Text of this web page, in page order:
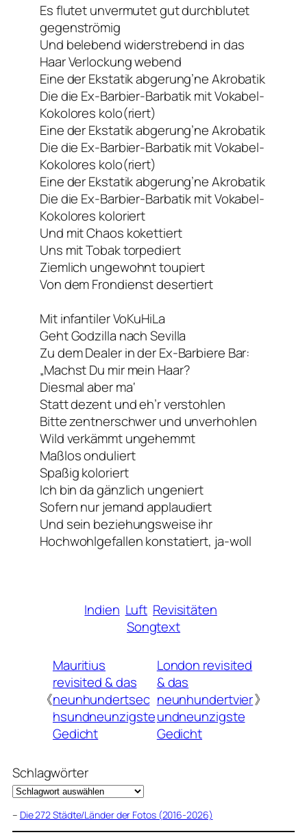
Es flutet unvermutet gut durchblutet
gegenströmig
Und belebend widerstrebend in das
Haar Verlockung webend
Eine der Ekstatik abgerung’ne Akrobatik
Die die Ex-Barbier-Barbatik mit Vokabel-
Kokolores kolo(riert)
Eine der Ekstatik abgerung’ne Akrobatik
Die die Ex-Barbier-Barbatik mit Vokabel-
Kokolores kolo(riert)
Eine der Ekstatik abgerung’ne Akrobatik
Die die Ex-Barbier-Barbatik mit Vokabel-
Kokolores koloriert
Und mit Chaos kokettiert
Uns mit Tobak torpediert
Ziemlich ungewohnt toupiert
Von dem Frondienst desertiert
Mit infantiler VoKuHiLa
Geht Godzilla nach Sevilla
Zu dem Dealer in der Ex-Barbiere Bar:
„Machst Du mir mein Haar?
Diesmal aber ma‘
Statt dezent und eh’r verstohlen
Bitte zentnerschwer und unverhohlen
Wild verkämmt ungehemmt
Maßlos onduliert
Spaßig koloriert
Ich bin da gänzlich ungeniert
Sofern nur jemand applaudiert
Und sein beziehungsweise ihr
Hochwohlgefallen konstatiert, ja-woll
Indien Luft Revisitäten
Songtext
《
Mauritius
revisited & das
neunhundertsec
hsundneunzigste
Gedicht
London revisited
& das
neunhundertvier
undneunzigste
Gedicht
》
Schlagwörter
– Die 272 Städte/Länder der Fotos (2016-2026)